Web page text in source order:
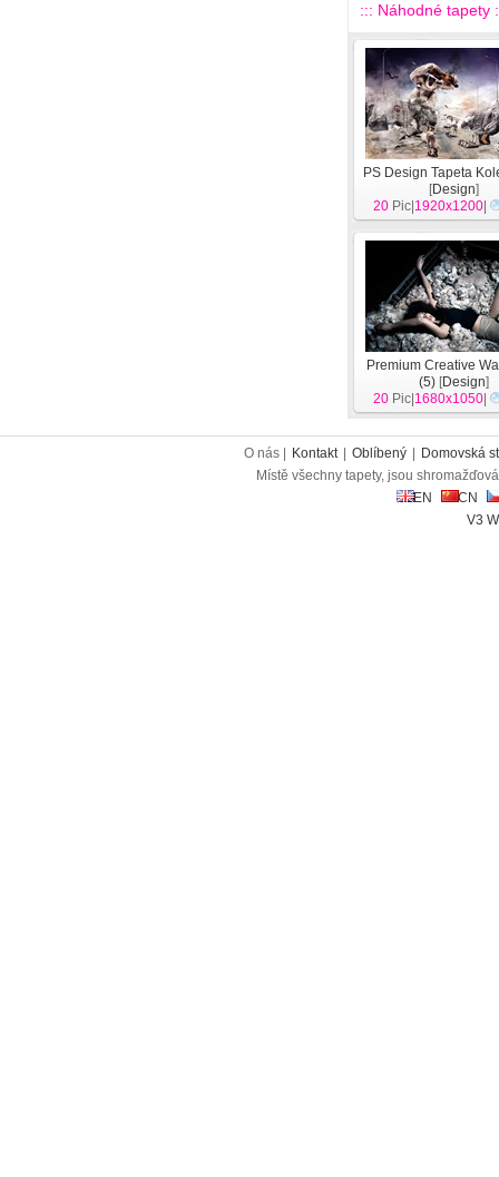
::: Náhodné tapety
PS Design Tapeta
[Design]
20 Pic| 1920x1200
Premium Creative
(5) [Design]
20 Pic| 1680x1050
O nás | Kontakt Oblíbený
Domovská
Místě všechny tapety, jsou
EN
CN
V3